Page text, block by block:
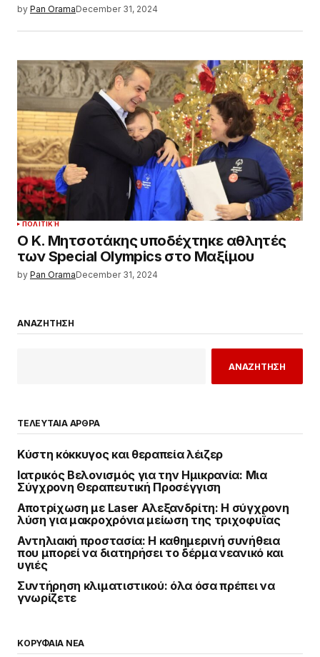
by Pan OramaDecember 31, 2024
ΠΟΛΙΤΙΚΉ
Ο Κ. Μητσοτάκης υποδέχτηκε αθλητές
των Special Olympics στο Μαξίμου
by Pan OramaDecember 31, 2024
ΑΝΑΖΗΤΗΣΗ
ΑΝΑΖΗΤΗΣΗ
ΤΕΛΕΥΤΑΙΑ ΑΡΘΡΑ
Κύστη κόκκυγος και θεραπεία λέιζερ
Ιατρικός Βελονισμός για την Ημικρανία: Μια
Σύγχρονη Θεραπευτική Προσέγγιση
Αποτρίχωση με Laser Αλεξανδρίτη: Η σύγχρονη
λύση για μακροχρόνια μείωση της τριχοφυΐας
Αντηλιακή προστασία: Η καθημερινή συνήθεια
που μπορεί να διατηρήσει το δέρμα νεανικό και
υγιές
Συντήρηση κλιματιστικού: όλα όσα πρέπει να
γνωρίζετε
ΚΟΡΥΦΑΙΑ ΝΕΑ